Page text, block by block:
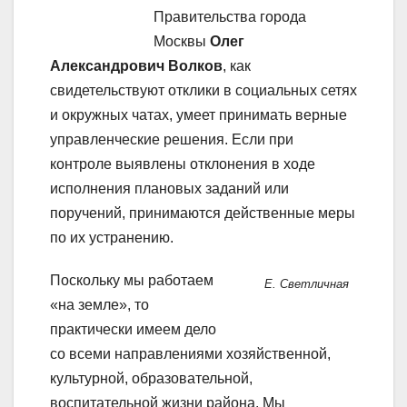
Правительства города
Москвы Олег
Александрович Волков, как
свидетельствуют отклики в социальных сетях
и окружных чатах, умеет принимать верные
управленческие решения. Если при
контроле выявлены отклонения в ходе
исполнения плановых заданий или
поручений, принимаются действенные меры
по их устранению.
Е. Светличная
Поскольку мы работаем
«на земле», то
практически имеем дело
со всеми направлениями хозяйственной,
культурной, образовательной,
воспитательной жизни района. Мы